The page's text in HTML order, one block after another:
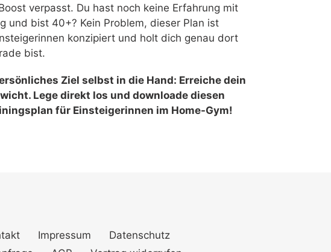
verpasst. Du hast noch keine Erfahrung mit
und bist 40+? Kein Problem, dieser Plan ist
konzipiert und holt dich genau dort
bist.
Ziel selbst in die Hand: Erreiche dein
Lege direkt los und downloade diesen
für Einsteigerinnen im Home-Gym!
Impressum
Datenschutz